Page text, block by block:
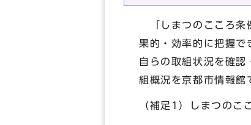
「しまつのこころ条
果的・効率的に把握で
自らの取組状況を確
組概況を京都市情報館
（補足1）しまつのこ